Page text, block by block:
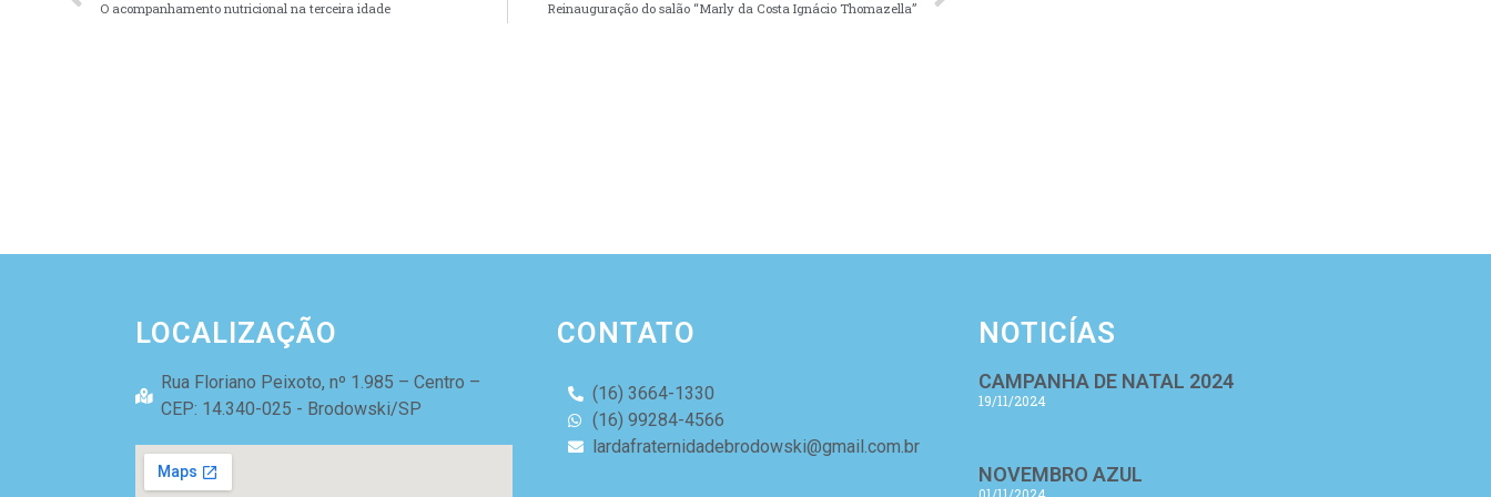
O acompanhamento nutricional na terceira idade Reinauguração do salão “Marly da Costa Ignácio Thomazella”
LOCALIZAÇÃO
Rua Floriano Peixoto, nº 1.985 – Centro –
CEP: 14.340-025 - Brodowski/SP
CONTATO
(16) 3664-1330
(16) 99284-4566
lardafraternidadebrodowski@gmail.com.br
NOTICÍAS
CAMPANHA DE NATAL 2024
19/11/2024
NOVEMBRO AZUL